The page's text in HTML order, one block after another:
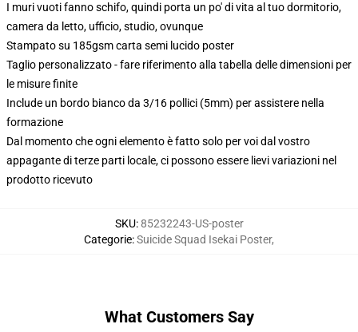
I muri vuoti fanno schifo, quindi porta un po' di vita al tuo dormitorio,
camera da letto, ufficio, studio, ovunque
Stampato su 185gsm carta semi lucido poster
Taglio personalizzato - fare riferimento alla tabella delle dimensioni per
le misure finite
Include un bordo bianco da 3/16 pollici (5mm) per assistere nella
formazione
Dal momento che ogni elemento è fatto solo per voi dal vostro
appagante di terze parti locale, ci possono essere lievi variazioni nel
prodotto ricevuto
SKU:85232243-US-poster
Categorie:Suicide Squad Isekai Poster,
What Customers Say